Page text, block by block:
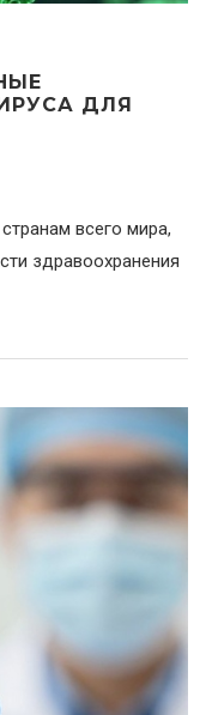
ДЛЯ
всего мира,
здравоохранения